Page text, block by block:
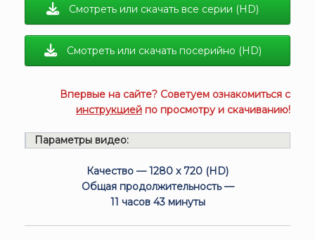
Смотреть или скачать все серии (HD)
Смотреть или скачать посерийно (HD)
Впервые на сайте? Советуем ознакомиться с
инструкцией по просмотру и скачиванию!
Параметры видео:
Качество — 1280 x 720 (HD)
Общая продолжительность —
11 часов 43 минуты